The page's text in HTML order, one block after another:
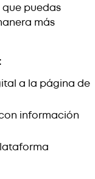
puedas
más
a la página de
información